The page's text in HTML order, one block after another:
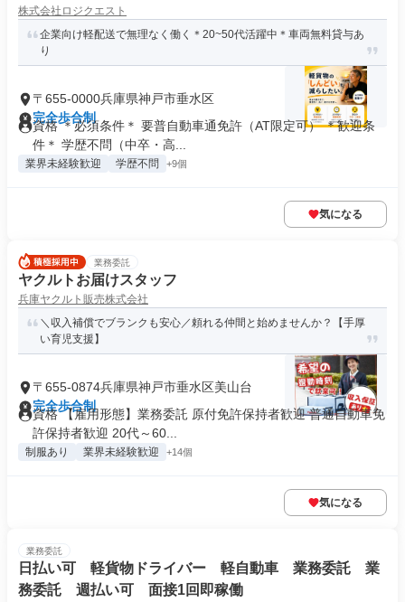
株式会社ロジクエスト
企業向け軽配送で無理なく働く＊20~50代活躍中＊車両無料貸与あ
り
〒655-0000兵庫県神戸市垂水区
完全歩合制
資格 ＊必須条件＊ 要普自動車通免許（AT限定可） ＊歓迎条
件＊ 学歴不問（中卒・高...
業界未経験歓迎 学歴不問 +9個
気になる
業務委託
ヤクルトお届けスタッフ
兵庫ヤクルト販売株式会社
＼収入補償でブランクも安心／頼れる仲間と始めませんか？【手厚
い育児支援】
〒655-0874兵庫県神戸市垂水区美山台
完全歩合制
資格 【雇用形態】業務委託 原付免許保持者歓迎 普通自動車免
許保持者歓迎 20代～60...
制服あり 業界未経験歓迎 +14個
気になる
業務委託
日払い可 軽貨物ドライバー 軽自動車 業務委託 業
務委託 週払い可 面接1回即稼働